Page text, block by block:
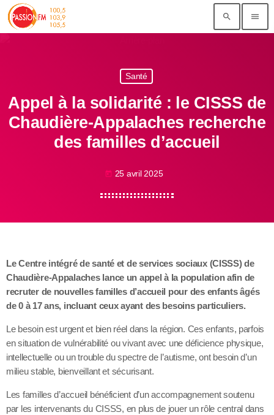
search menu
Santé
Appel à la solidarité : le CISSS de
Chaudière-Appalaches recherche
des familles d’accueil
today 25 avril 2025
Le Centre intégré de santé et de services sociaux (CISSS) de
Chaudière-Appalaches lance un appel à la population afin de
recruter de nouvelles familles d’accueil pour des enfants âgés
de 0 à 17 ans, incluant ceux ayant des besoins particuliers.
Le besoin est urgent et bien réel dans la région. Ces enfants, parfois
en situation de vulnérabilité ou vivant avec une déficience physique,
intellectuelle ou un trouble du spectre de l’autisme, ont besoin d’un
milieu stable, bienveillant et sécurisant.
Les familles d’accueil bénéficient d’un accompagnement soutenu
par les intervenants du CISSS, en plus de jouer un rôle central dans